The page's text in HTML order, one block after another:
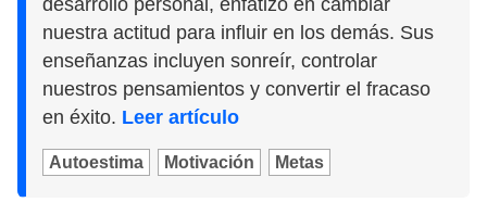
nuestra actitud para influir en los demás. Sus
enseñanzas incluyen sonreír, controlar
nuestros pensamientos y convertir el fracaso
en éxito. Leer artículo
Autoestima Motivación Metas